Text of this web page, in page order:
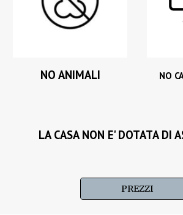
NO ANIMALI NO
LA CASANON E' DOTATADI
PREZZI